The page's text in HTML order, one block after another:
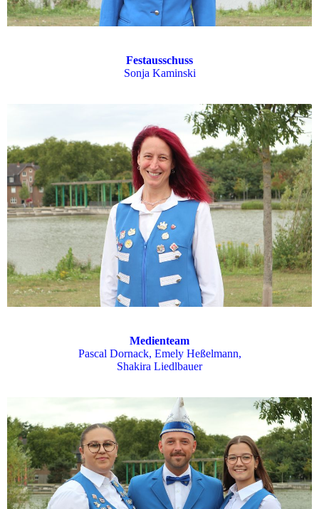
Festausschuss
Sonja Kaminski
Medienteam
Pascal Dornack, Emely Heßelmann,
Shakira Liedlbauer